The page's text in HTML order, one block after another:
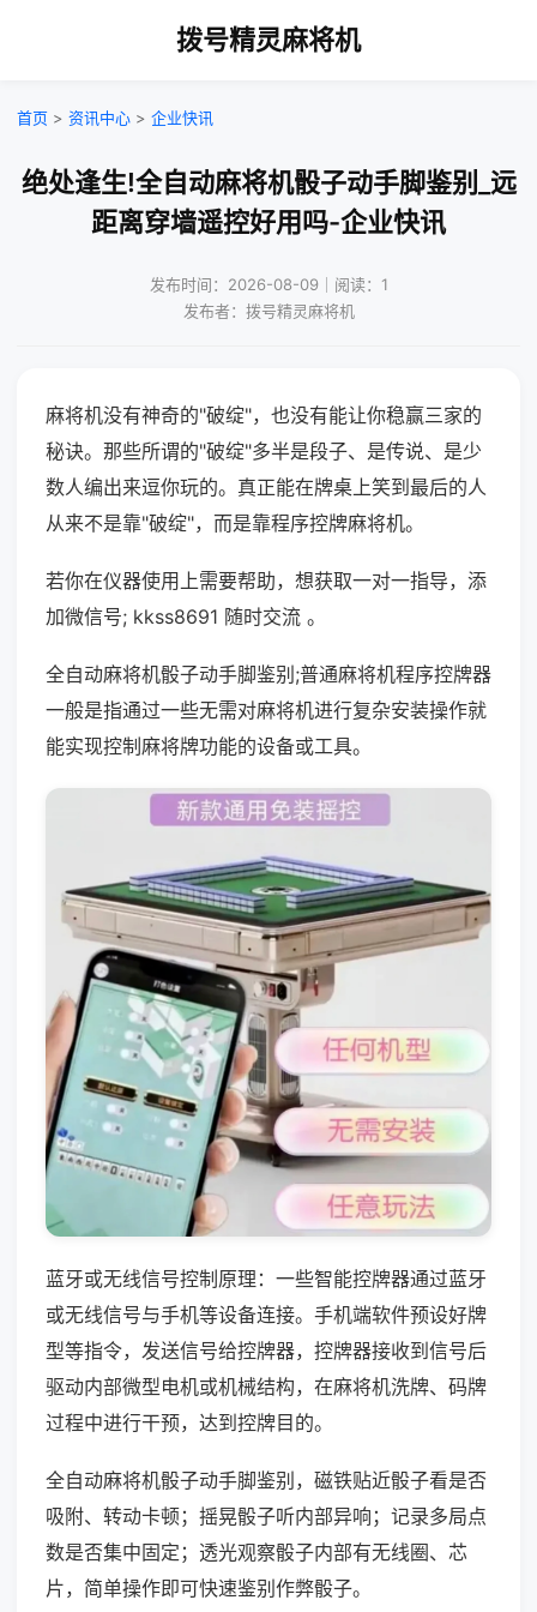
拨号精灵麻将机
首页 > 资讯中心 > 企业快讯
绝处逢生!全自动麻将机骰子动手脚鉴别_远
距离穿墙遥控好用吗-企业快讯
发布时间：2026-08-09｜阅读：1
发布者：拨号精灵麻将机
麻将机没有神奇的"破绽"，也没有能让你稳赢三家的
秘诀。那些所谓的"破绽"多半是段子、是传说、是少
数人编出来逗你玩的。真正能在牌桌上笑到最后的人
从来不是靠"破绽"，而是靠程序控牌麻将机。
若你在仪器使用上需要帮助，想获取一对一指导，添
加微信号; kkss8691 随时交流 。
全自动麻将机骰子动手脚鉴别;普通麻将机程序控牌器
一般是指通过一些无需对麻将机进行复杂安装操作就
能实现控制麻将牌功能的设备或工具。
蓝牙或无线信号控制原理：一些智能控牌器通过蓝牙
或无线信号与手机等设备连接。手机端软件预设好牌
型等指令，发送信号给控牌器，控牌器接收到信号后
驱动内部微型电机或机械结构，在麻将机洗牌、码牌
过程中进行干预，达到控牌目的。
全自动麻将机骰子动手脚鉴别，磁铁贴近骰子看是否
吸附、转动卡顿；摇晃骰子听内部异响；记录多局点
数是否集中固定；透光观察骰子内部有无线圈、芯
片，简单操作即可快速鉴别作弊骰子。